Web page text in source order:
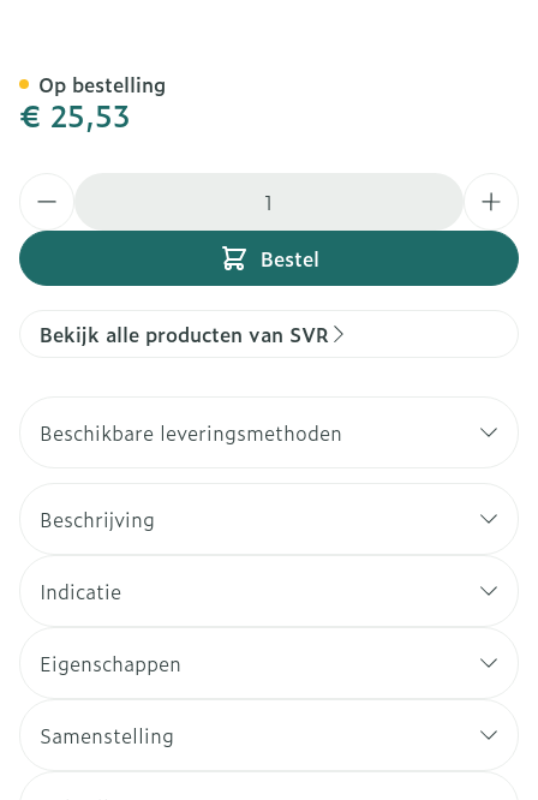
€ 25,53
Bestel
Op bestelling
Bekijk alle producten van SVR
Beschikbare leveringsmethoden
Beschrijving
Indicatie
Eigenschappen
Samenstelling